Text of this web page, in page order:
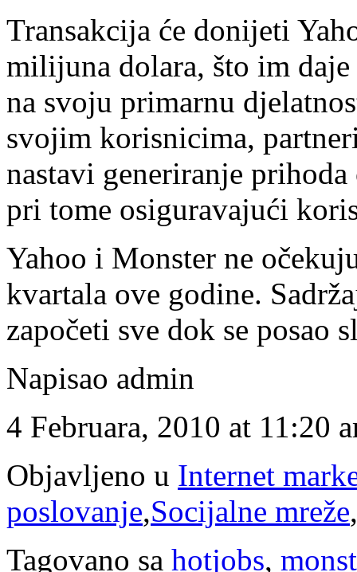
Transakcija će donijeti
milijuna dolara, što im daje
na svoju primarnu
svojim korisnicima,
nastavi generiranje
pri tome osiguravajući
Yahoo i Monster ne
kvartala ove godine.
započeti sve dok se posao
Napisao admin
4 Februara, 2010 at 11:20
Objavljeno u Internet
poslovanje,Socijalne mreže,
Tagovano sa hotjobs,